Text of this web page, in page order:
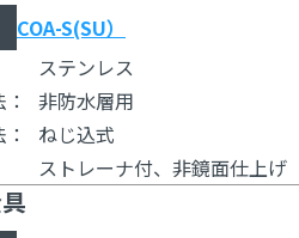
COA-S(SU）
ステンレス
非防水層用
ねじ込式
ストレーナ付、非鏡面仕上げ